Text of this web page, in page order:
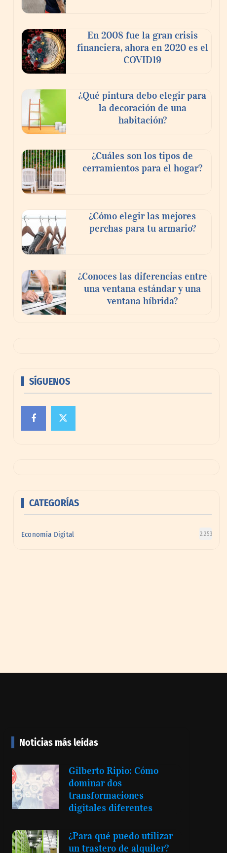
En 2008 fue la gran crisis
financiera, ahora en 2020 es el
COVID19
¿Qué pintura debo elegir para
la decoración de una
habitación?
¿Cuáles son los tipos de
cerramientos para el hogar?
¿Cómo elegir las mejores
perchas para tu armario?
¿Conoces las diferencias entre
una ventana estándar y una
ventana híbrida?
SÍGUENOS
CATEGORÍAS
Economía Digital 2.253
Noticias más leídas
Gilberto Ripio: Cómo
dominar dos
transformaciones
digitales diferentes
¿Para qué puedo utilizar
un trastero de alquiler?